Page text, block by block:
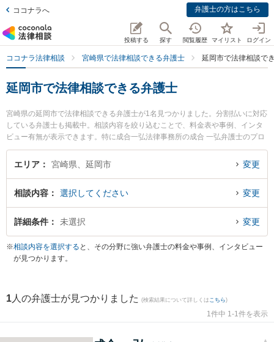
ココナラへ 弁護士の方はこちら
投稿する 探す 閲覧履歴 マイリスト ログイン
ココナラ法律相談 宮崎県で法律相談できる弁護士 延岡市で法律相談で
延岡市で法律相談できる弁護士
宮崎県の延岡市で法律相談できる弁護士が1名見つかりました。分割払いに対応
している弁護士も掲載中。相談内容を絞り込むことで、料金表や事例、インタ
ビュー有無が表示できます。特に成合一弘法律事務所の成合 一弘弁護士のプロ
フィール情報や弁護士費用、強みなどが注目されています。離婚や相続、交通
事故から不動産、ネットトラブル、企業法務まで幅広く取り扱う弁護士が多
過失割合や後遺障害のトラブル解決の実績豊富な近くの弁護士を検索したい』
『初回相談無料で自己破産や債務整理を法律相談できる延岡市内の弁護士に相
談予約したい』などでお困りの相談者さんにおすすめです。
エリア 宮崎県、延岡市 変更
相談内容 選択してください 変更
詳細条件 未選択 変更
※相談内容を選択する と、その分野に強い弁護士の料金や事例、インタビュー
が見つかります。
1 人の弁護士が見つかりました (検索結果について詳しくは こちら)
1件中 1-1件を表示